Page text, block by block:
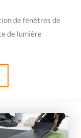
de fenêtres de
de lumière